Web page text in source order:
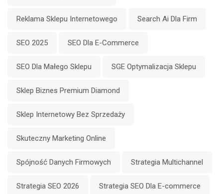
Reklama Sklepu Internetowego Search Ai Dla Firm
SEO 2025 SEO Dla E-Commerce
SEO Dla Małego Sklepu SGE Optymalizacja Sklepu
Sklep Biznes Premium Diamond
Sklep Internetowy Bez Sprzedaży
Skuteczny Marketing Online
Spójność Danych Firmowych Strategia Multichannel
Strategia SEO 2026 Strategia SEO Dla E-commerce